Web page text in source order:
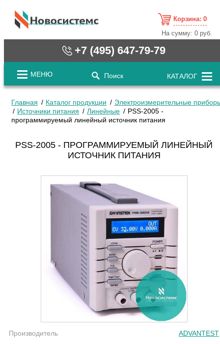
cистемные решения / www.novosystems.ru
Корзина: 0
На сумму:0 руб.
+7 (495) 647-79-79
МЕНЮ Поиск КАТАЛОГ
Главная Каталог продукции
Электроизмерительные
Источники питания
Линейные
PSS-2005 -
программируемый линейный источник питания
PSS-2005 - ПРОГРАММИРУЕМЫЙ ЛИНЕЙНЫЙ
ИСТОЧНИК ПИТАНИЯ
Производитель ADVANTEST